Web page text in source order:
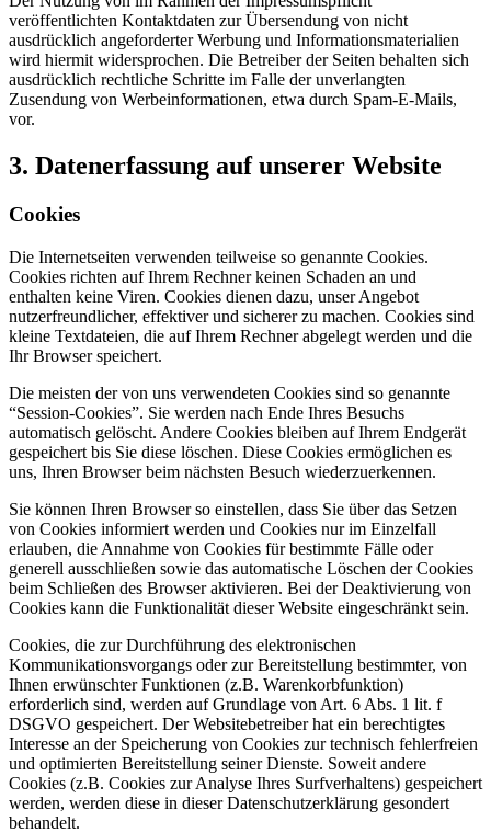
veröffentlichten Kontaktdaten zur Übersendung von nicht
ausdrücklich angeforderter Werbung und Informationsmaterialien
wird hiermit widersprochen. Die Betreiber der Seiten behalten sich
ausdrücklich rechtliche Schritte im Falle der unverlangten
Zusendung von Werbeinformationen, etwa durch Spam-E-Mails,
vor.
3. Datenerfassung auf unserer Website
Cookies
Die Internetseiten verwenden teilweise so genannte Cookies.
Cookies richten auf Ihrem Rechner keinen Schaden an und
enthalten keine Viren. Cookies dienen dazu, unser Angebot
nutzerfreundlicher, effektiver und sicherer zu machen. Cookies sind
kleine Textdateien, die auf Ihrem Rechner abgelegt werden und die
Ihr Browser speichert.
Die meisten der von uns verwendeten Cookies sind so genannte
“Session-Cookies”. Sie werden nach Ende Ihres Besuchs
automatisch gelöscht. Andere Cookies bleiben auf Ihrem Endgerät
gespeichert bis Sie diese löschen. Diese Cookies ermöglichen es
uns, Ihren Browser beim nächsten Besuch wiederzuerkennen.
Sie können Ihren Browser so einstellen, dass Sie über das Setzen
von Cookies informiert werden und Cookies nur im Einzelfall
erlauben, die Annahme von Cookies für bestimmte Fälle oder
generell ausschließen sowie das automatische Löschen der Cookies
beim Schließen des Browser aktivieren. Bei der Deaktivierung von
Cookies kann die Funktionalität dieser Website eingeschränkt sein.
Cookies, die zur Durchführung des elektronischen
Kommunikationsvorgangs oder zur Bereitstellung bestimmter, von
Ihnen erwünschter Funktionen (z.B. Warenkorbfunktion)
erforderlich sind, werden auf Grundlage von Art. 6 Abs. 1 lit. f
DSGVO gespeichert. Der Websitebetreiber hat ein berechtigtes
Interesse an der Speicherung von Cookies zur technisch fehlerfreien
und optimierten Bereitstellung seiner Dienste. Soweit andere
Cookies (z.B. Cookies zur Analyse Ihres Surfverhaltens) gespeichert
werden, werden diese in dieser Datenschutzerklärung gesondert
behandelt.